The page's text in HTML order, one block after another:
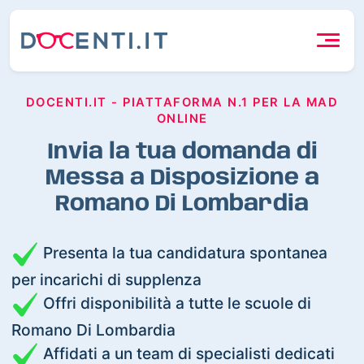
DOCENTI.IT - PIATTAFORMA N.1 PER LA MAD
ONLINE
Invia la tua domanda di
Messa a Disposizione a
Romano Di Lombardia
Presenta la tua candidatura spontanea
per incarichi di supplenza
Offri disponibilità a tutte le scuole di
Romano Di Lombardia
Affidati a un team di specialisti dedicati